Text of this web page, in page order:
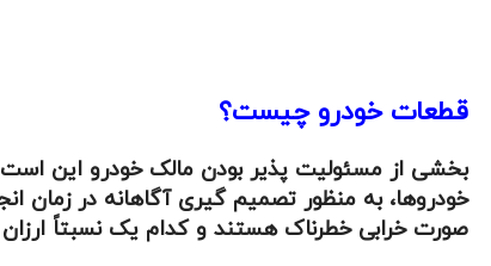
قطعات خودرو چیست؟
بخشی از مسئولیت پذیر بودن مالک خودرو این است
خودروها، به منظور تصمیم گیری آگاهانه در
صورت خرابی خطرناک هستند و کدام یک نسبتاً